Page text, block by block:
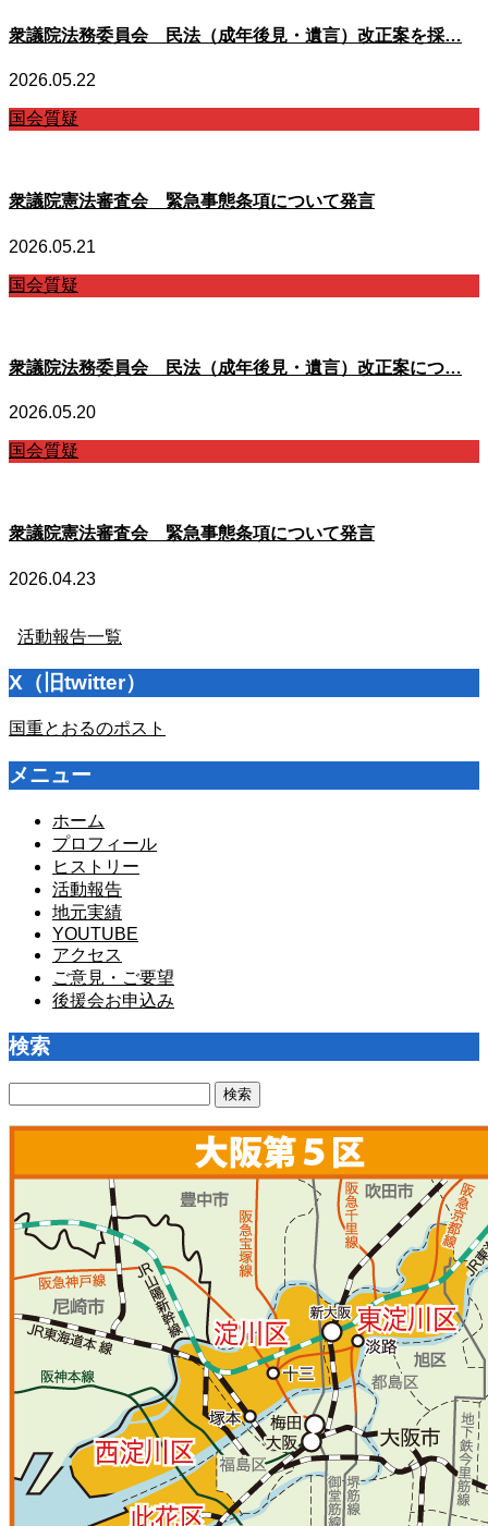
衆議院法務委員会 民法（成年後見・遺言）改正案を採…
2026.05.22
国会質疑
衆議院憲法審査会 緊急事態条項について発言
2026.05.21
国会質疑
衆議院法務委員会 民法（成年後見・遺言）改正案につ…
2026.05.20
国会質疑
衆議院憲法審査会 緊急事態条項について発言
2026.04.23
活動報告一覧
X（旧twitter）
国重とおるのポスト
メニュー
ホーム
プロフィール
ヒストリー
活動報告
地元実績
YOUTUBE
アクセス
ご意見・ご要望
後援会お申込み
検索